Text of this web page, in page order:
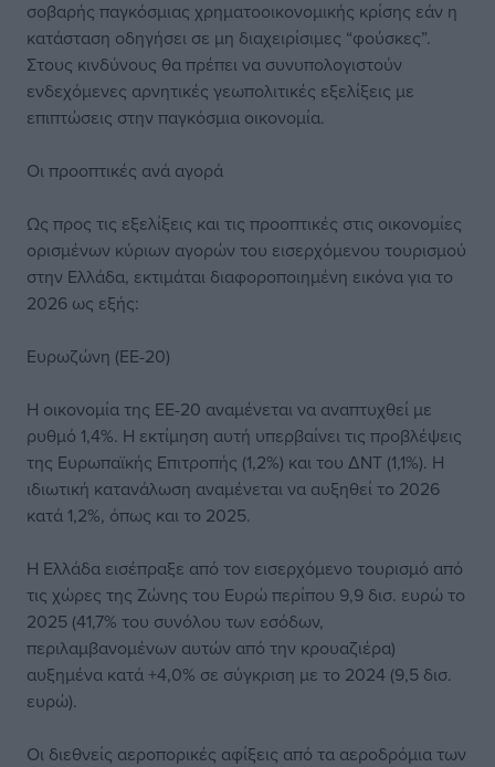
σοβαρής παγκόσμιας χρηματοοικονομικής κρίσης εάν η
κατάσταση οδηγήσει σε μη διαχειρίσιμες “φούσκες”.
Στους κινδύνους θα πρέπει να συνυπολογιστούν
ενδεχόμενες αρνητικές γεωπολιτικές εξελίξεις με
επιπτώσεις στην παγκόσμια οικονομία.
Οι προοπτικές ανά αγορά
Ως προς τις εξελίξεις και τις προοπτικές στις οικονομίες
ορισμένων κύριων αγορών του εισερχόμενου τουρισμού
στην Ελλάδα, εκτιμάται διαφοροποιημένη εικόνα για το
2026 ως εξής:
Ευρωζώνη (ΕΕ-20)
Η οικονομία της ΕΕ-20 αναμένεται να αναπτυχθεί με
ρυθμό 1,4%. Η εκτίμηση αυτή υπερβαίνει τις προβλέψεις
της Ευρωπαϊκής Επιτροπής (1,2%) και του ΔΝΤ (1,1%). Η
ιδιωτική κατανάλωση αναμένεται να αυξηθεί το 2026
κατά 1,2%, όπως και το 2025.
Η Ελλάδα εισέπραξε από τον εισερχόμενο τουρισμό από
τις χώρες της Ζώνης του Ευρώ περίπου 9,9 δισ. ευρώ το
2025 (41,7% του συνόλου των εσόδων,
περιλαμβανομένων αυτών από την κρουαζιέρα)
αυξημένα κατά +4,0% σε σύγκριση με το 2024 (9,5 δισ.
ευρώ).
Οι διεθνείς αεροπορικές αφίξεις από τα αεροδρόμια των